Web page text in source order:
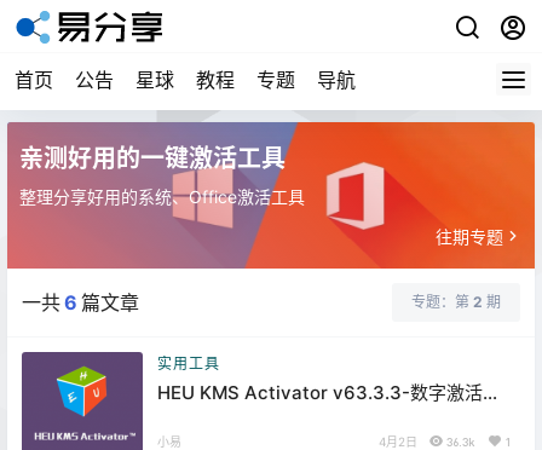
首页 公告 星球 教程 专题 导航
亲测好用的一键激活工具
整理分享好用的系统、Office激活工具
往期专题
一共6 篇文章 专题：第 2 期
实用工具
HEU KMS Activator v63.3.3-数字激活、
小易 4月2日 36.3k 1